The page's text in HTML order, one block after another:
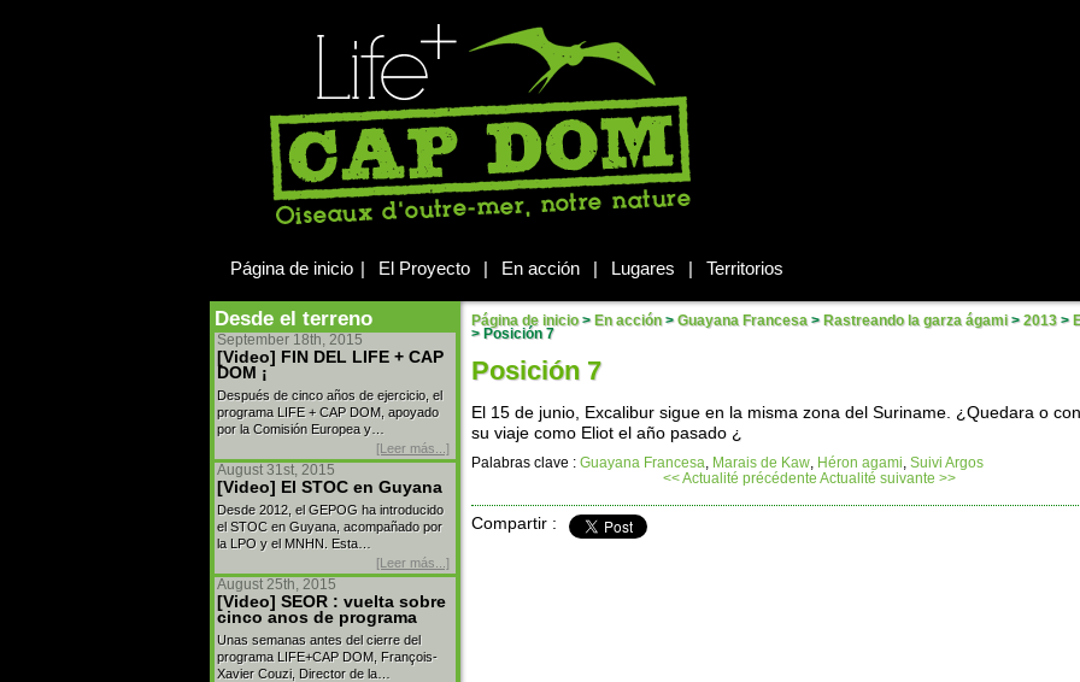
Página de inicio | El Proyecto | En acción | Lugares | Territorios
Desde el terreno
September 18th, 2015
[Video] FIN DEL LIFE + CAP
DOM ¡
Después de cinco años de ejercicio, el
programa LIFE + CAP DOM, apoyado
por la Comisión Europea y…
[Leer más...]
August 31st, 2015
[Video] El STOC en Guyana
Desde 2012, el GEPOG ha introducido
el STOC en Guyana, acompañado por
la LPO y el MNHN. Esta…
[Leer más...]
August 25th, 2015
[Video] SEOR : vuelta sobre
cinco anos de programa
Unas semanas antes del cierre del
programa LIFE+CAP DOM, François-
Xavier Couzi, Director de la…
Página de inicio > En acción > Guayana Francesa > Rastreando la garza ágami > 2013 >
>Posición 7
Posición 7
El 15 de junio, Excalibur sigue en la misma zona del Suriname. ¿Quedara o
su viaje como Eliot el año pasado ¿
Palabras clave : Guayana Francesa Marais de Kaw Héron agami Suivi Argos
<< Actualité précédente Actualité suivante >>
Compartir :